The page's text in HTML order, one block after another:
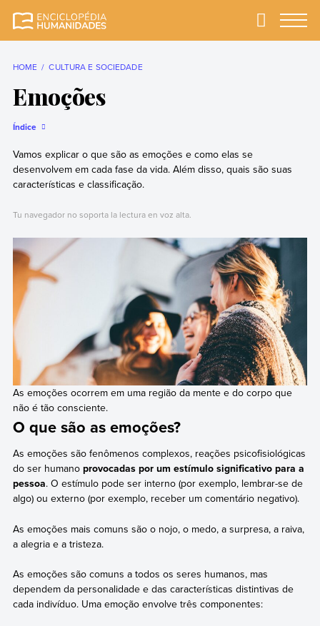
completa e mais
Primary
HOME CULTURA E SOCIEDADE
Emoções
Índice
Vamos explicar o que são as emoções e como elas se
desenvolvem em cada fase da vida. Além disso, quais são suas
características e classificação.
Tu navegador no soporta la lectura en voz alta.
As emoções ocorrem em uma região da mente e do corpo que
não é tão consciente.
O que são as emoções?
As emoções são fenômenos complexos, reações psicofisiológicas
do ser humano provocadas por um estímulo significativo para a
pessoa. O estímulo pode ser interno (por exemplo, lembrar-se de
algo) ou externo (por exemplo, receber um comentário negativo).
As emoções mais comuns são o nojo, o medo, a surpresa, a raiva,
a alegria e a tristeza.
As emoções são comuns a todos os seres humanos, mas
dependem da personalidade e das características distintivas de
cada indivíduo. Uma emoção envolve três componentes: